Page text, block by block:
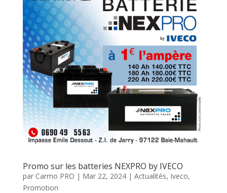
Promo sur les batteries NEXPRO by IVECO
par Carmo PRO | Mar 22, 2024| Actualités, Iveco,
Promotion